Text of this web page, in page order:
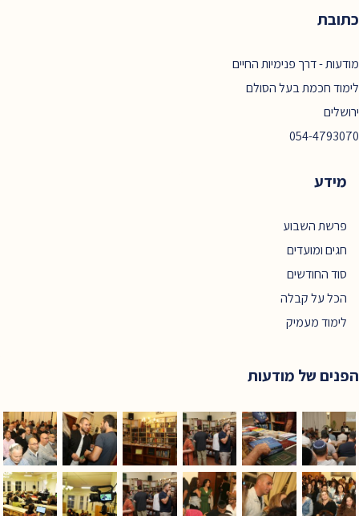
כתובת
מודעות - דרך פנימיות החיים
לימוד חכמת בעל הסולם
ירושלים
054-4793070
מידע
פרשת השבוע
חגים ומועדים
סוד החודשים
הכל על קבלה
לימוד מעמיק
הפנים של מודעות